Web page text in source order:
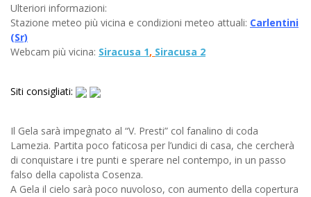
Ulteriori informazioni:
Stazione meteo più vicina e condizioni meteo attuali: Carlentini
(Sr)
Webcam più vicina: Siracusa 1, Siracusa 2
Siti consigliati:
Il Gela sarà impegnato al “V. Presti” col fanalino di coda
Lamezia. Partita poco faticosa per l’undici di casa, che cercherà
di conquistare i tre punti e sperare nel contempo, in un passo
falso della capolista Cosenza.
A Gela il cielo sarà poco nuvoloso, con aumento della copertura